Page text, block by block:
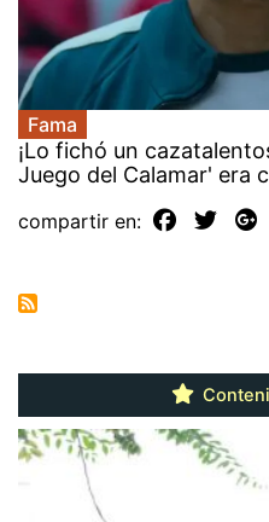
Fama
¡Lo fichó un
Juego del Calamar' era
compartir en: